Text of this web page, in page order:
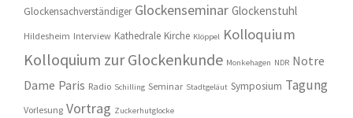
Glockensachverständiger Glockenseminar Glockenstuhl
Hildesheim Interview Kathedrale Kirche Klöppel Kolloquium
Kolloquium zur Glockenkunde Monkehagen NDR Notre
Dame Paris Radio Schilling Seminar Stadtgeläut Symposium Tagung
Vorlesung Vortrag Zuckerhutglocke